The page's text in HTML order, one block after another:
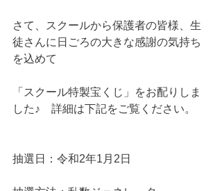
さて、スクールから保護者の皆様、生
徒さんに日ごろの大きな感謝の気持ち
を込めて
「スクール特製宝くじ」をお配りしま
した♪　詳細は下記をご覧ください。
抽選日：令和2年1月2日